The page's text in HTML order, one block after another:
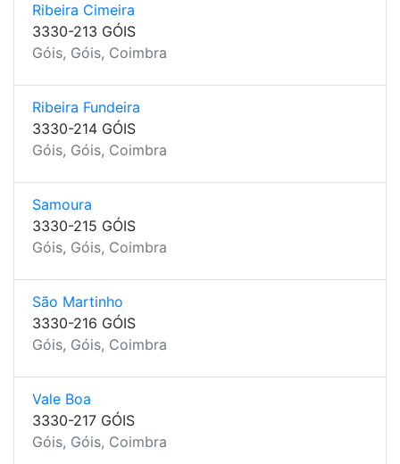
Ribeira Cimeira
3330-213 GÓIS
Góis, Góis, Coimbra
Ribeira Fundeira
3330-214 GÓIS
Góis, Góis, Coimbra
Samoura
3330-215 GÓIS
Góis, Góis, Coimbra
São Martinho
3330-216 GÓIS
Góis, Góis, Coimbra
Vale Boa
3330-217 GÓIS
Góis, Góis, Coimbra